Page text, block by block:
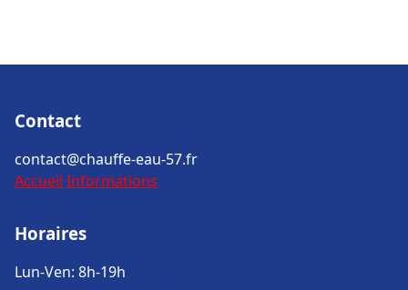
Contact
contact@chauffe-eau-57.fr
Accueil Informations
Horaires
Lun-Ven: 8h-19h